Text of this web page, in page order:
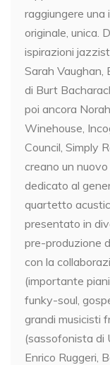
raggiungere una
originale, unica.
ispirazioni
Sarah Vaughan,
di Burt
poi ancora
Winehouse,
Council, Simply
creano un nuovo
dedicato al
quartetto
presentato in
pre-produzione
con la
(importante
funky-soul,
grandi musicisti
(sassofonista di
Enrico Ruggeri,